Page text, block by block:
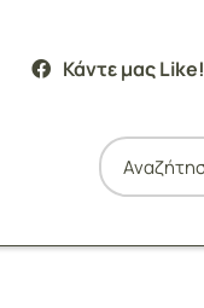
Κάντε μας Like!